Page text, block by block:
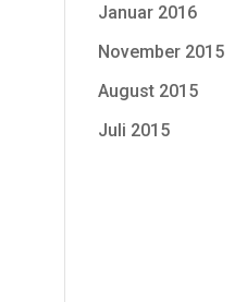
Januar 2016
November 2015
August 2015
Juli 2015